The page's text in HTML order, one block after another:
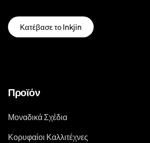
Κατέβασε το Inkjin
Προϊόν
Μοναδικά Σχέδια
Κορυφαίοι Καλλιτέχνες